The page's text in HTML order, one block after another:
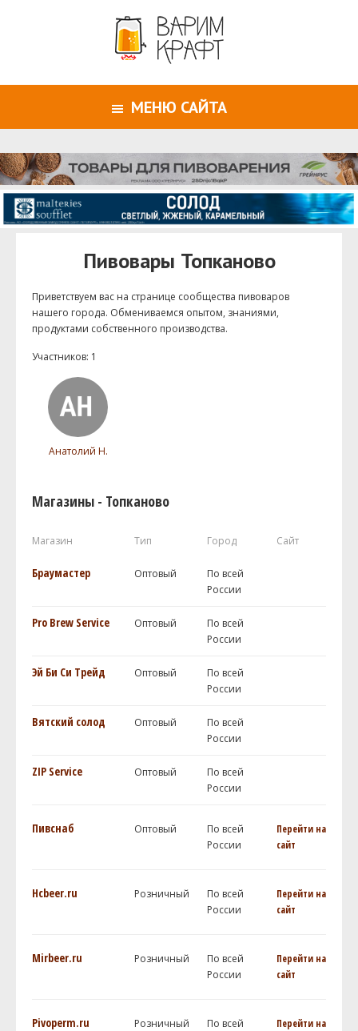
МЕНЮ САЙТА
Пивовары Топканово
Приветствуем ваc на странице сообщества пивоваров
нашего города. Обмениваемся опытом, знаниями,
продуктами собственного производства.
Участников: 1
Анатолий Н.
Магазины - Топканово
Магазин Тип Город Сайт
Браумастер Оптовый
По всей
России
Pro Brew Service Оптовый
По всей
России
Эй Би Си Трейд Оптовый
По всей
России
Вятский солод Оптовый
По всей
России
ZIP Service Оптовый
По всей
России
Пивснаб Оптовый
По всей
России
Перейти на
сайт
Hcbeer.ru Розничный
По всей
России
Перейти на
сайт
Mirbeer.ru Розничный
По всей
России
Перейти на
сайт
Pivoperm.ru Розничный
По всей
Перейти на